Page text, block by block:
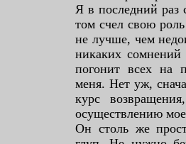
Я в последний раз
том счел свою
не лучше, чем
никаких
погонит всех на
меня. Нет уж,
курс
осуществлению
Он столь же